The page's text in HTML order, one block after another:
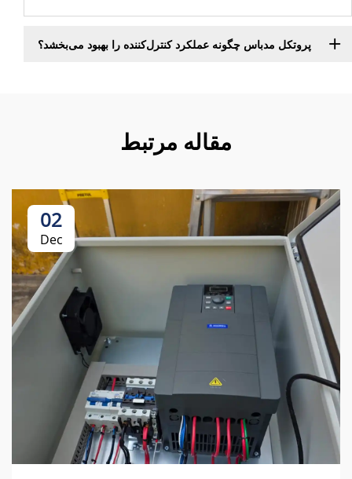
پروتکل مدباس چگونه عملکرد کنترل‌کننده را بهبود می‌بخشد؟
مقاله مرتبط
02
Dec